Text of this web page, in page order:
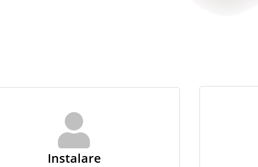
Instalare